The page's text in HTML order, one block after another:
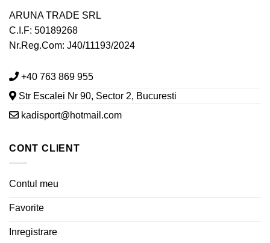
ARUNA TRADE SRL
C.I.F: 50189268
Nr.Reg.Com: J40/11193/2024
+40 763 869 955
Str Escalei Nr 90, Sector 2, Bucuresti
kadisport@hotmail.com
CONT CLIENT
Contul meu
Favorite
Inregistrare